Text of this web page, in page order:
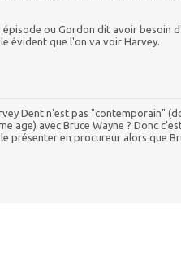
ou Gordon dit avoir besoin
évident que l'on va voir Harvey.
Dent n'est pas "contemporain"
age) avec Bruce Wayne ? Donc
présenter en procureur alors que